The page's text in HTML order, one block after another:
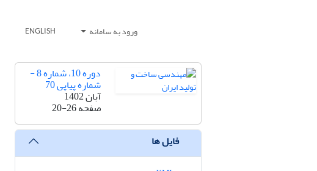
ورود به سامانه ENGLISH
دوره 10، شماره 8 -
شماره پیاپی 70
آبان 1402
صفحه20-26
فایل ها